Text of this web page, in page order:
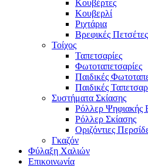
Κουβέρτες
Κουβερλί
Ριχτάρια
Βρεφικές Πετσέτες
Τοίχος
Ταπετσαρίες
Φωτοταπετσαρίες
Παιδικές
Παιδικές
Συστήματα Σκίασης
Ρόλλερ Ψηφιακής
Ρόλλερ Σκίασης
Οριζόντιες
Γκαζόν
Φύλαξη Χαλιών
Επικοινωνία